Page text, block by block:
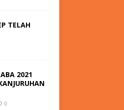
TELAH
2021
0